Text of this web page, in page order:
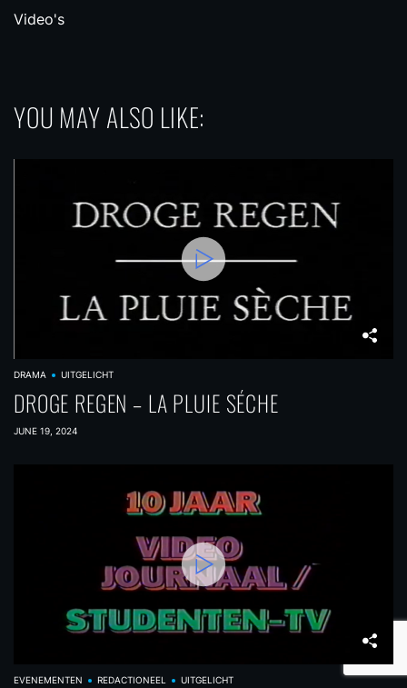
Video's
YOU MAY ALSO LIKE:
DRAMA UITGELICHT
DROGE REGEN – LA PLUIE SÉCHE
JUNE 19, 2024
EVENEMENTEN REDACTIONEEL UITGELICHT